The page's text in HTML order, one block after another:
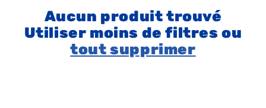
Aucun produit trouvé
Utiliser moins de filtres ou
tout supprimer